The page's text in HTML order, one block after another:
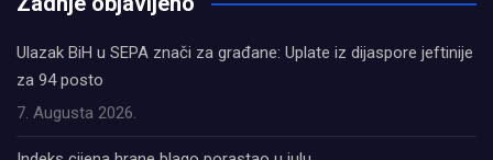
Ulazak BiH u SEPA znači za građane: Uplate iz dijaspore jeftinije
za 94 posto
7. Augusta 2026.